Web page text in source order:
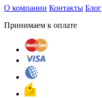
О компании Контакты Блог
Принимаем к оплате